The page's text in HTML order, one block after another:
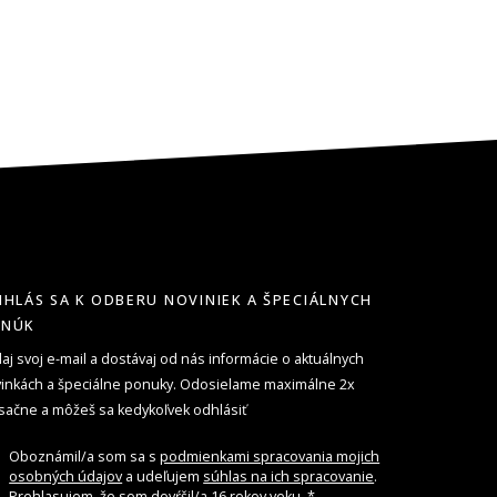
SA K ODBERU NOVINIEK A ŠPECIÁLNYCH
svoj e-mail a dostávaj od nás informácie o aktuálnych
a špeciálne ponuky. Odosielame maximálne 2x
a môžeš sa kedykoľvek odhlásiť
Oboznámil/a som sa spodmienkami spracovania mojich
osobných údajova udeľujem súhlas na ich spracovanie.